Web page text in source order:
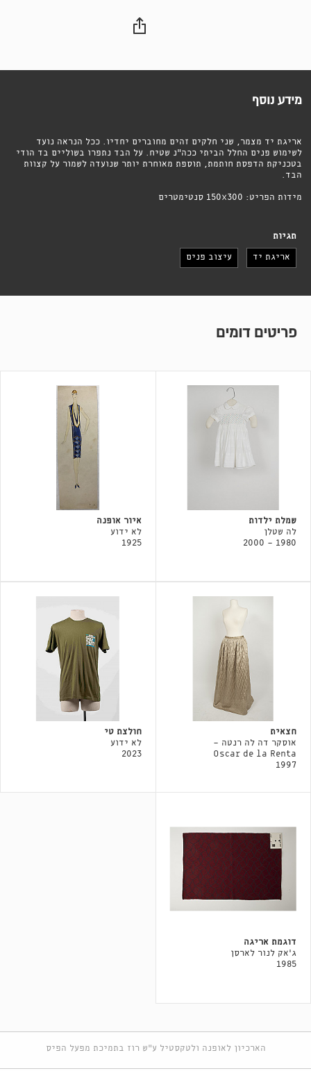
מידע נוסף
אריגת יד מצמר, שני חלקים זהים מחוברים יחדיו. ככל הנראה נועד
לשימוש פנים החלל הביתי ככה"נ שטיח. על הבד נתפרו בשוליים בד הודי
בטכניקת הדפסת חותמת, תוספת מאוחרת יותר שנועדה לשמור על קצוות
הבד.
מידות הפריט: 150X300 סנטימטרים
תגיות
אריגת יד עיצוב פנים
פריטים דומים
שמלת ילדות
לה שטלן
1980 - 2000
איור אופנה
לא ידוע
1925
חצאית
אוסקר דה לה רנטה -
Oscar de la Renta
1997
חולצת טי
לא ידוע
2023
דוגמת אריגה
ג'אק לנור לארסן
1985
הארכיון לאופנה ולטקסטיל ע"ש רוז בתמיכת מפעל הפיס